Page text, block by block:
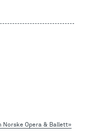
Norske Opera & Ballett»